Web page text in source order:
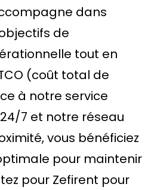
dans
de
tout en
(coût total de
à notre service
7 et notre réseau
vous bénéficiez
pour maintenir
pour Zefirent pour